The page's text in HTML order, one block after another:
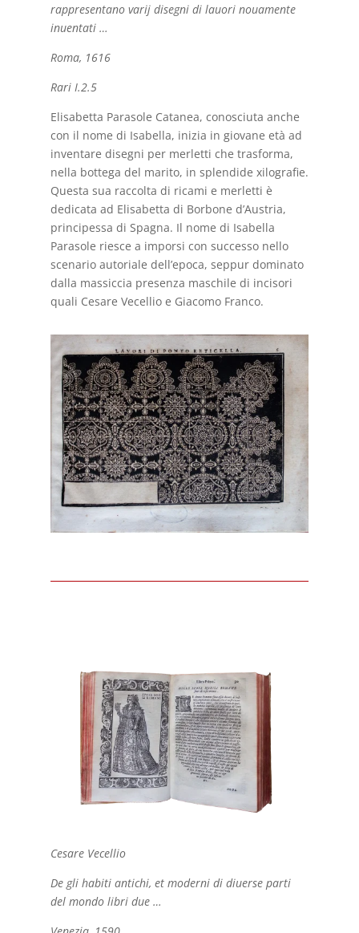
rappresentano varij disegni di lauori nouamente
inuentati …
Roma, 1616
Rari I.2.5
Elisabetta Parasole Catanea, conosciuta anche
con il nome di Isabella, inizia in giovane età ad
inventare disegni per merletti che trasforma,
nella bottega del marito, in splendide xilografie.
Questa sua raccolta di ricami e merletti è
dedicata ad Elisabetta di Borbone d’Austria,
principessa di Spagna. Il nome di Isabella
Parasole riesce a imporsi con successo nello
scenario autoriale dell’epoca, seppur dominato
dalla massiccia presenza maschile di incisori
quali Cesare Vecellio e Giacomo Franco.
Cesare Vecellio
De gli habiti antichi, et moderni di diuerse parti
del mondo libri due …